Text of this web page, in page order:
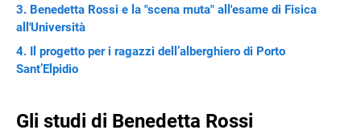
Benedetta Rossi e la "scena muta" all'esame di Fisica
all'Università
Il progetto per i ragazzi dell’alberghiero di Porto
Sant’Elpidio
Gli studi di Benedetta Rossi